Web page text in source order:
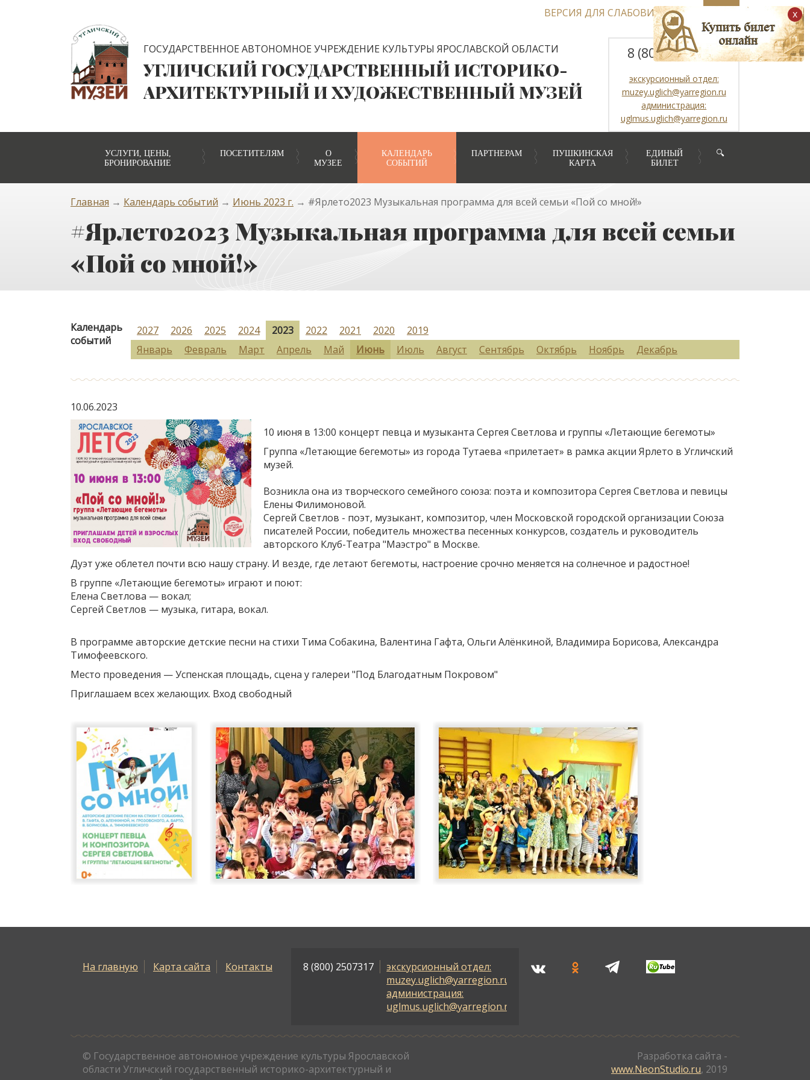
ВЕРСИЯ ДЛЯ СЛАБОВИДЯЩИХ
ГОСУДАРСТВЕННОЕ АВТОНОМНОЕ УЧРЕЖДЕНИЕ КУЛЬТУРЫ ЯРОСЛАВСКОЙ ОБЛАСТИ
УГЛИЧСКИЙ ГОСУДАРСТВЕННЫЙ ИСТОРИКО-
АРХИТЕКТУРНЫЙ И ХУДОЖЕСТВЕННЫЙ МУЗЕЙ
8 (800) 2507317
экскурсионный отдел:
muzey.uglich@yarregion.ru
администрация:
uglmus.uglich@yarregion.ru
УСЛУГИ, ЦЕНЫ,
БРОНИРОВАНИЕ
ПОСЕТИТЕЛЯМ
О
МУЗЕЕ
КАЛЕНДАРЬ
СОБЫТИЙ
ПАРТНЕРАМ
ПУШКИНСКАЯ
КАРТА
ЕДИНЫЙ
БИЛЕТ
🔍
Главная → Календарь событий → Июнь 2023 г. → #Ярлето2023 Музыкальная программа для всей семьи «Пой со мной!»
#Ярлето2023 Музыкальная программа для всей семьи
«Пой со мной!»
Календарь
событий
2027 2026 2025 2024 2023 2022 2021 2020
2019
Январь
Февраль Март Апрель Май Июнь Июль Август Сентябрь Октябрь Ноябрь Декабрь
10.06.2023
10 июня в 13:00 концерт певца и музыканта Сергея Светлова и группы «Летающие бегемоты»
Группа «Летающие бегемоты» из города Тутаева «прилетает» в рамка акции Ярлето в Угличский
музей.
Возникла она из творческого семейного союза: поэта и композитора Сергея Светлова и певицы
Елены Филимоновой.
Сергей Светлов - поэт, музыкант, композитор, член Московской городской организации Союза
писателей России, победитель множества песенных конкурсов, создатель и руководитель
авторского Клуб-Театра "Маэстро" в Москве.
Дуэт уже облетел почти всю нашу страну. И везде, где летают бегемоты, настроение срочно меняется на солнечное и радостное!
В группе «Летающие бегемоты» играют и поют:
Елена Светлова — вокал;
Сергей Светлов — музыка, гитара, вокал.
В программе авторские детские песни на стихи Тима Собакина, Валентина Гафта, Ольги Алёнкиной, Владимира Борисова, Александра
Тимофеевского.
Место проведения — Успенская площадь, сцена у галереи "Под Благодатным Покровом"
Приглашаем всех желающих. Вход свободный
x
На главную Карта сайта Контакты 8 (800) 2507317
экскурсионный отдел:
muzey.uglich@yarregion.ru
администрация:
uglmus.uglich@yarregion.ru
© Государственное автономное учреждение культуры Ярославской
области Угличский государственный историко-архитектурный и
Разработка сайта -
www.NeonStudio.ru, 2019